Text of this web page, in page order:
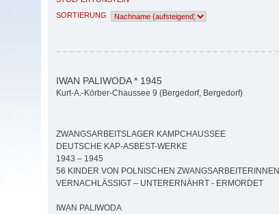
SORTIERUNG
IWAN PALIWODA * 1945
Kurt-A.-Körber-Chaussee 9 (Bergedorf, Bergedorf)
ZWANGSARBEITSLAGER KAMPCHAUSSEE
DEUTSCHE KAP-ASBEST-WERKE
1943 – 1945
56 KINDER VON POLNISCHEN ZWANGSARBEITERINNEN
VERNACHLÄSSIGT – UNTERERNÄHRT - ERMORDET
IWAN PALIWODA